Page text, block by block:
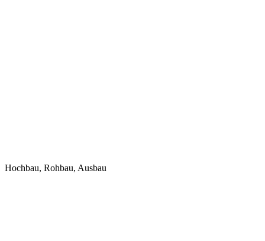
Hochbau, Rohbau, Ausbau